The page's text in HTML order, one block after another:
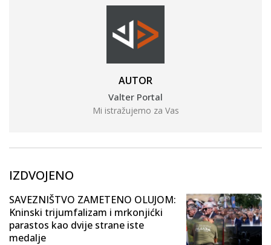
AUTOR
Valter Portal
Mi istražujemo za Vas
IZDVOJENO
SAVEZNIŠTVO ZAMETENO OLUJOM:
Kninski trijumfalizam i mrkonjićki
parastos kao dvije strane iste
medalje